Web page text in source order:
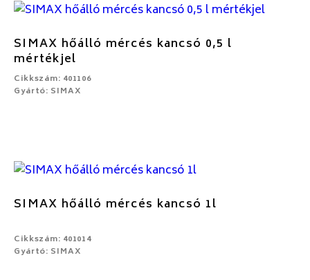
SIMAX hőálló mércés kancsó 0,5 l
mértékjel
Cikkszám: 401106
Gyártó: SIMAX
SIMAX hőálló mércés kancsó 1l
Cikkszám: 401014
Gyártó: SIMAX